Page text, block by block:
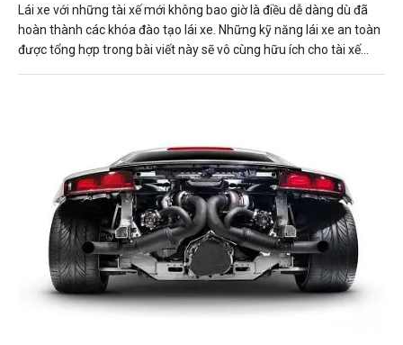
Lái xe với những tài xế mới không bao giờ là điều dễ dàng dù đã
hoàn thành các khóa đào tạo lái xe. Những kỹ năng lái xe an toàn
được tổng hợp trong bài viết này sẽ vô cùng hữu ích cho tài xế